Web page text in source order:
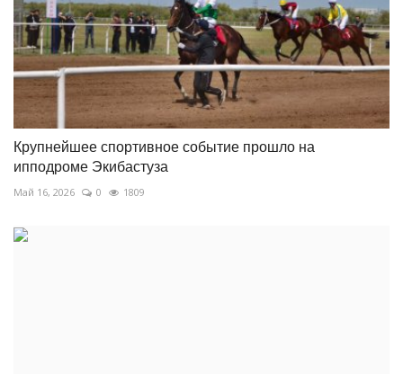
Крупнейшее спортивное событие прошло на
ипподроме Экибастуза
Май 16, 2026 0 1809